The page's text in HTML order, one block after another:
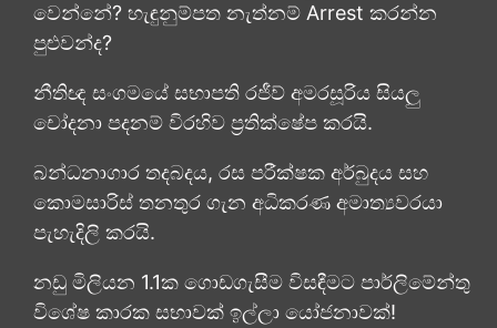
වෙන්නේ? හැඳුනුම්පත නැත්නම් Arrest කරන්න
පුළුවන්ද?
නීතිඥ සංගමයේ සභාපති රජීව් අමරසූරිය සියලු
චෝදනා පදනම් විරහිව ප්‍රතික්ෂේප කරයි.
බන්ධනාගාර තදබදය, රස පරීක්ෂක අර්බුදය සහ
කොමසාරිස් තනතුර ගැන අධිකරණ අමාත්‍යවරයා
පැහැදිලි කරයි.
නඩු මිලියන 1.1ක ගොඩගැසීම විසඳීමට පාර්ලිමේන්තු
විශේෂ කාරක සභාවක් ඉල්ලා යෝජනාවක්!